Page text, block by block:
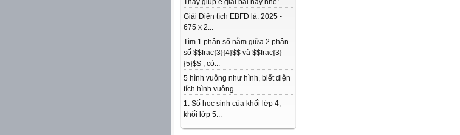
Thầy giúp e giải bài này nhé: ...
Giải Diện tích EBFD là: 2025 -
675 x 2...
Tìm 1 phân số nằm giữa 2 phân
số $$frac{3}{4}$$ và $$frac{3}
{5}$$ , có...
5 hình vuông như hình, biết diện
tích hình vuông...
1. Số học sinh của khối lớp 4,
khối lớp 5...